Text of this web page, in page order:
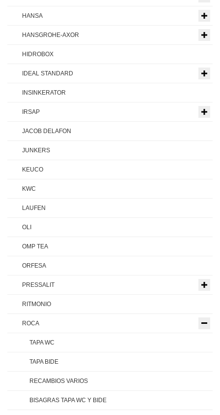
HANSA
HANSGROHE-AXOR
HIDROBOX
IDEAL STANDARD
INSINKERATOR
IRSAP
JACOB DELAFON
JUNKERS
KEUCO
KWC
LAUFEN
OLI
OMP TEA
ORFESA
PRESSALIT
RITMONIO
ROCA
TAPA WC
TAPA BIDE
RECAMBIOS VARIOS
BISAGRAS TAPA WC Y BIDE